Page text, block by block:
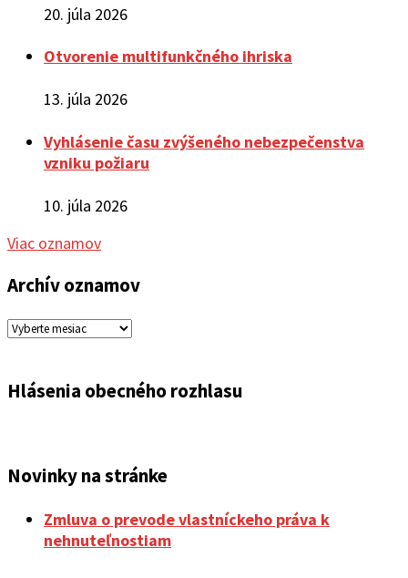
20. júla 2026
Otvorenie multifunkčného ihriska
13. júla 2026
Vyhlásenie času zvýšeného nebezpečenstva
vzniku požiaru
10. júla 2026
Viac oznamov
Archív oznamov
Archív
Hlásenia obecného rozhlasu
Novinky na stránke
Zmluva o prevode vlastníckeho práva k
nehnuteľnostiam